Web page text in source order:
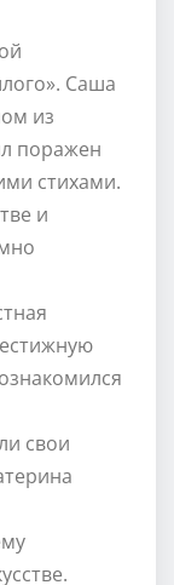
Саша
из
поражен
стихами.
и
свои